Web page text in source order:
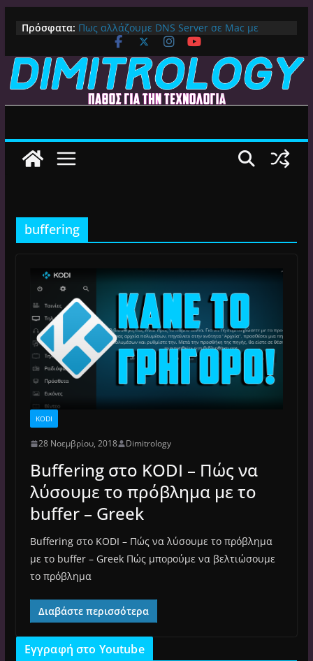
περιεχόμενο
Πρόσφατα: Πως αλλάζουμε DNS Server σε Mac με
MacOS Ventura (Macbook, Mac Mini, iMac,
κλπ)
IPVanish Προσφορά: 83% Έκπτωση στο
Premium VPN – Δες γιατί αξίζει
Alive GR Kodi: Γιατί Δεν Λειτουργεί Πλέον το
Android TV | CX File Explorer, Καθαρισμός
Ο Καλύτερος Launcher για Android TV /
buffering
KODI
28 Νοεμβρίου, 2018 Dimitrology
Buffering στο KODI – Πώς να
λύσουμε το πρόβλημα με το
buffer – Greek
Buffering στο KODI – Πώς να λύσουμε το πρόβλημα
με το buffer – Greek Πώς μπορούμε να βελτιώσουμε
το πρόβλημα
Διαβάστε περισσότερα
Εγγραφή στο Youtube